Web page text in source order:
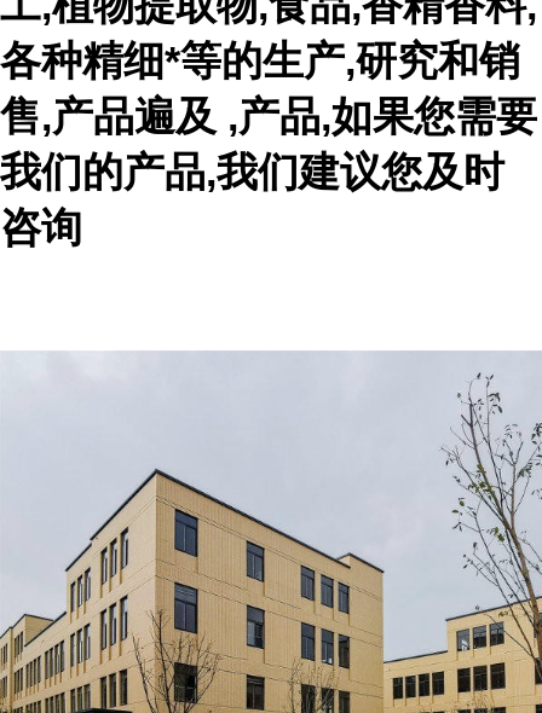
各种精细*等的生产,研究和销
售,产品遍及 ,产品,如果您需要
我们的产品,我们建议您及时
咨询